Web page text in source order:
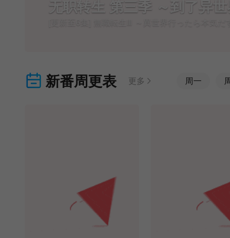
无职转生 第三季 ～到了异
新番周更表 更多 周一